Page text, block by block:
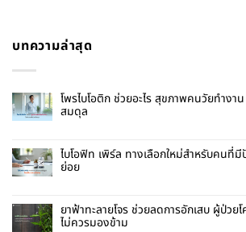
บทความล่าสุด
โพรไบโอติก ช่วยอะไร สุขภาพคนวัยทำงา
สมดุล
ไบโอฟิท เพิร์ล ทางเลือกใหม่สำหรับคนที่
ย่อย
ยาฟ้าทะลายโจร ช่วยลดการอักเสบ ผู้ป่ว
ไม่ควรมองข้าม